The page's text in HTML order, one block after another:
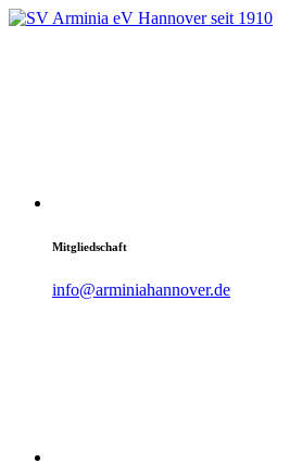
Mitgliedschaft
info@arminiahannover.de